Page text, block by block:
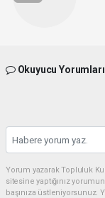
Okuyucu Yorumları
Yorum yazarak Topluluk
sitesine yaptığınız
başınıza üstleniyorsunuz.